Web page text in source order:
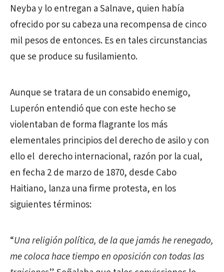
Neyba y lo entregan a Salnave, quien había
ofrecido por su cabeza una recompensa de cinco
mil pesos de entonces. Es en tales circunstancias
que se produce su fusilamiento.
Aunque se tratara de un consabido enemigo,
Luperón entendió que con este hecho se
violentaban de forma flagrante los más
elementales principios del derecho de asilo y con
ello el derecho internacional, razón por la cual,
en fecha 2 de marzo de 1870, desde Cabo
Haitiano, lanza una firme protesta, en los
siguientes términos:
“Una religión política, de la que jamás he renegado,
me coloca hace tiempo en oposición con todas las